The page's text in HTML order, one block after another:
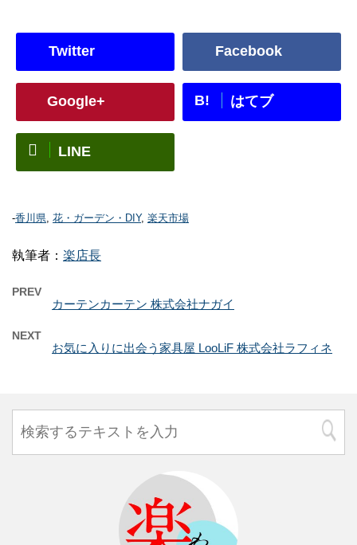
Twitter Facebook
Google+ B! はてブ
LINE
-香川県, 花・ガーデン・DIY, 楽天市場
執筆者： 楽店長
PREV
カーテンカーテン 株式会社ナガイ
NEXT
お気に入りに出会う家具屋 LooLiF 株式会社ラフィネ